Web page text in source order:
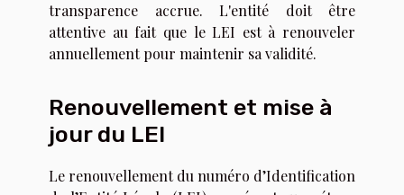
transparence accrue. L'entité doit être
attentive au fait que le LEI est à renouveler
annuellement pour maintenir sa validité.
Renouvellement et mise à
jour du LEI
Le renouvellement du numéro d’Identification